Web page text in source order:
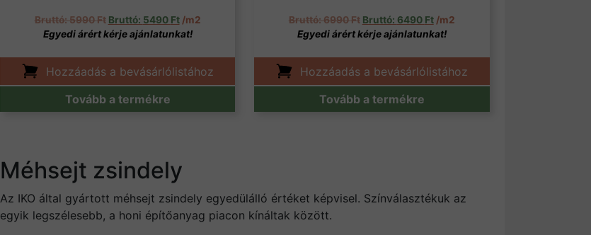
5990Ft Original price was: 5990 Ft.
5490 FtCurrent price is: 5490 Ft.
/m2
Hozzáadás a bevásárlólistához
Tovább a termékre
6990Ft Original price was: 6990 Ft.
6490 FtCurrent price is: 6490 Ft.
/m2
Hozzáadás a bevásárlólistához
Tovább a termékre
Méhsejt zsindely
Az IKO által gyártott méhsejt zsindely egyedülálló értéket képvisel. Színválasztékuk az
egyik legszélesebb, a honi építőanyag piacon kínáltak között.